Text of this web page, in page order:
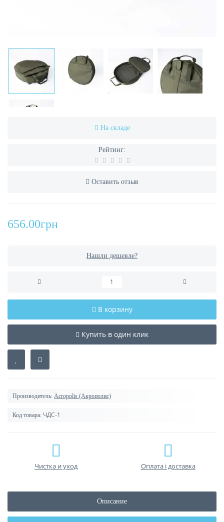
На складе
Рейтинг:
Оставить отзыв
656.00грн
Нашли дешевле?
В корзину
Купить в один клик
Производитель: Acropolis (Акрополис)
Код товара: ЧДС-1
Чистка и уход Оплата і доставка
Описание